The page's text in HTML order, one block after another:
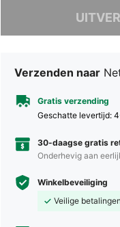
Verzenden naar
Gratis verzending
Geschatte levertijd:
30-daagse gratis
Onderhevig aan
Winkelbeveiliging
Veilige betalingen